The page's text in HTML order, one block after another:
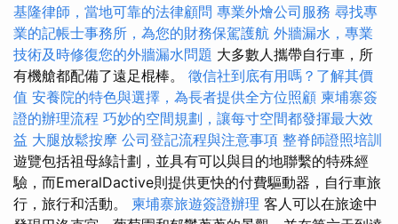
基隆律師，當地可靠的法律顧問 專業外燴公司服務 尋找專
業的記帳士事務所，為您的財務保駕護航 外牆漏水，專業
技術及時修復您的外牆漏水問題 大多數人攜帶自行車，所
有機艙都配備了遠足棍棒。 徵信社到底有用嗎？了解其價
值 安養院的特色與選擇，為長者提供全方位照顧 柬埔寨簽
證的辦理流程 巧妙的空間規劃，讓每寸空間都發揮最大效
益 大腿放鬆按摩 公司登記流程與注意事項 整脊師證照培訓
遊覽包括祖母綠計劃，並具有可以與目的地聯繫的特殊經
驗，而EmeralDactive則提供更快的付費驅動器，自行車旅
行，旅行和活動。 柬埔寨旅遊簽證辦理 客人可以在旅途中